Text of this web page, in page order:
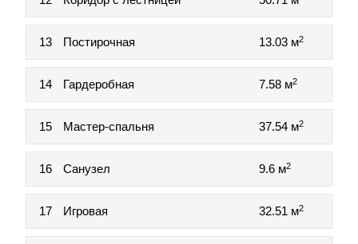
13 Постирочная 13.03 м2
14 Гардеробная 7.58 м2
15 Мастер-спальня 37.54 м2
16 Санузел 9.6 м2
17 Игровая 32.51 м2